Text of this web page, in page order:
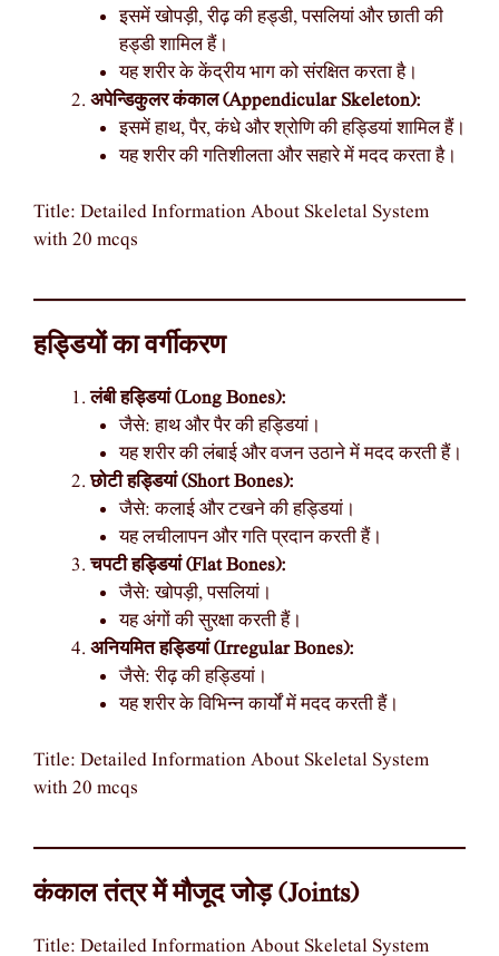
इसमें खोपड़ी, रीढ़ की हड्डी, पसलियां और छाती की
हड्डी शामिल हैं।
यह शरीर के केंद्रीय भाग को संरक्षित करता है।
अपेन्डिकुलर कंकाल (Appendicular Skeleton):
इसमें हाथ, पैर, कंधे और श्रोणि की हड्डियां शामिल हैं।
यह शरीर की गतिशीलता और सहारे में मदद करता है।
Title: Detailed Information About Skeletal System
with 20 mcqs
हड्डियों का वर्गीकरण
लंबी हड्डियां (Long Bones):
जैसे: हाथ और पैर की हड्डियां।
यह शरीर की लंबाई और वजन उठाने में मदद करती हैं।
छोटी हड्डियां (Short Bones):
जैसे: कलाई और टखने की हड्डियां।
यह लचीलापन और गति प्रदान करती हैं।
चपटी हड्डियां (Flat Bones):
जैसे: खोपड़ी, पसलियां।
यह अंगों की सुरक्षा करती हैं।
अनियमित हड्डियां (Irregular Bones):
जैसे: रीढ़ की हड्डियां।
यह शरीर के विभिन्न कार्यों में मदद करती हैं।
Title: Detailed Information About Skeletal System
with 20 mcqs
कंकाल तंत्र में मौजूद जोड़ (Joints)
Title: Detailed Information About Skeletal System